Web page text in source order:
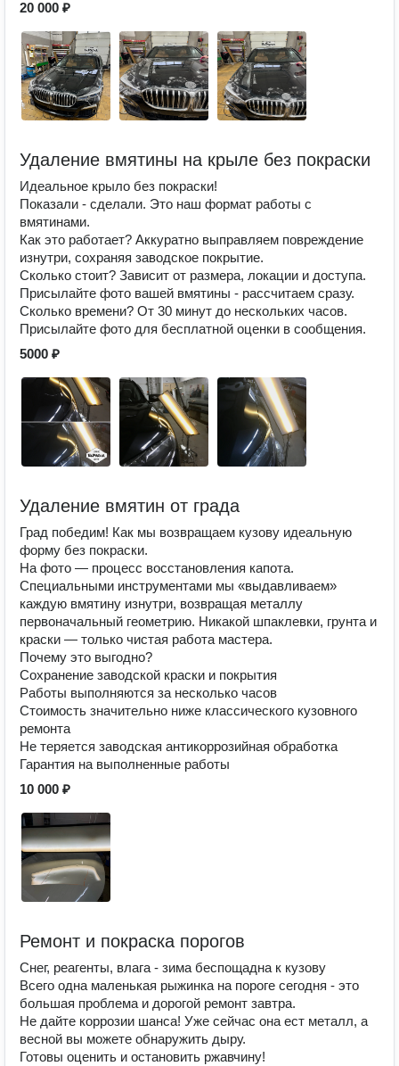
20 000 ₽
Удаление вмятины на крыле без покраски
Идеальное крыло без покраски!
Показали - сделали. Это наш формат работы с
вмятинами.
Как это работает? Аккуратно выправляем повреждение
изнутри, сохраняя заводское покрытие.
Сколько стоит? Зависит от размера, локации и доступа.
Присылайте фото вашей вмятины - рассчитаем сразу.
Сколько времени? От 30 минут до нескольких часов.
Присылайте фото для бесплатной оценки в сообщения.
5000 ₽
Удаление вмятин от града
Град победим! Как мы возвращаем кузову идеальную
форму без покраски.
На фото — процесс восстановления капота.
Специальными инструментами мы «выдавливаем»
каждую вмятину изнутри, возвращая металлу
первоначальный геометрию. Никакой шпаклевки, грунта и
краски — только чистая работа мастера.
Почему это выгодно?
Сохранение заводской краски и покрытия
Работы выполняются за несколько часов
Стоимость значительно ниже классического кузовного
ремонта
Не теряется заводская антикоррозийная обработка
Гарантия на выполненные работы
10 000 ₽
Ремонт и покраска порогов
Снег, реагенты, влага - зима беспощадна к кузову
Всего одна маленькая рыжинка на пороге сегодня - это
большая проблема и дорогой ремонт завтра.
Не дайте коррозии шанса! Уже сейчас она ест металл, а
весной вы можете обнаружить дыру.
Готовы оценить и остановить ржавчину!